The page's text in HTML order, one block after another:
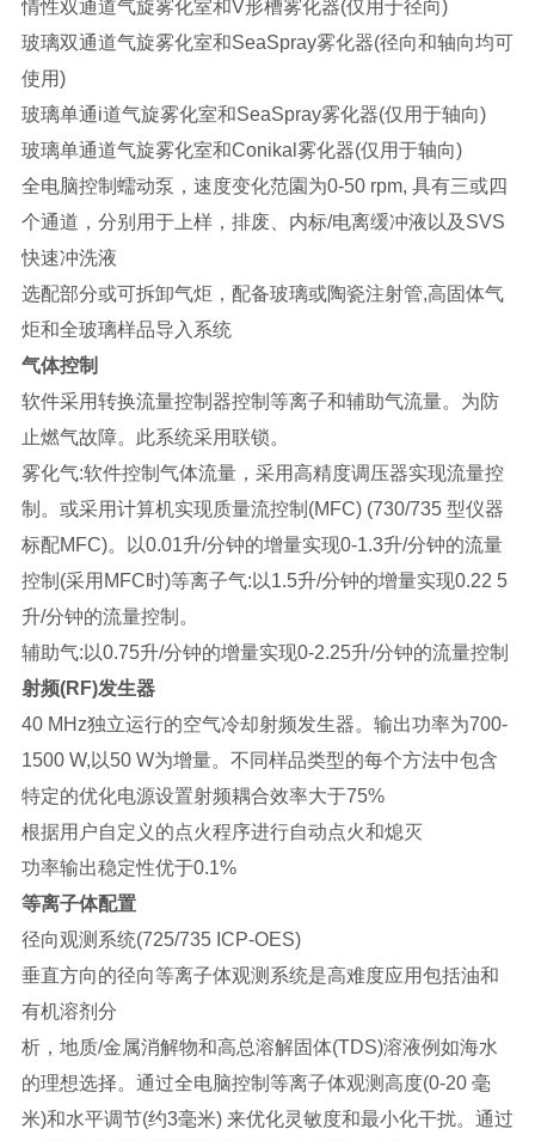
情性双通道气旋雾化室和V形槽雾化器(仅用于径向)
玻璃双通道气旋雾化室和SeaSpray雾化器(径向和轴向均可
使用)
玻璃单通i道气旋雾化室和SeaSpray雾化器(仅用于轴向)
玻璃单通道气旋雾化室和Conikal雾化器(仅用于轴向)
全电脑控制蠕动泵，速度变化范園为0-50 rpm, 具有三或四
个通道，分别用于上样，排废、内标/电离缓冲液以及SVS
快速冲洗液
选配部分或可拆卸气炬，配备玻璃或陶瓷注射管,高固体气
炬和全玻璃样品导入系统
气体控制
软件采用转换流量控制器控制等离子和辅助气流量。为防
止燃气故障。此系统采用联锁。
雾化气:软件控制气体流量，采用高精度调压器实现流量控
制。或采用计算机实现质量流控制(MFC) (730/735 型仪器
标配MFC)。以0.01升/分钟的增量实现0-1.3升/分钟的流量
控制(采用MFC时)等离子气:以1.5升/分钟的增量实现0.22 5
升/分钟的流量控制。
辅助气:以0.75升/分钟的增量实现0-2.25升/分钟的流量控制
射频(RF)发生器
40 MHz独立运行的空气冷却射频发生器。输出功率为700-
1500 W,以50 W为增量。不同样品类型的每个方法中包含
特定的优化电源设置射频耦合效率大于75%
根据用户自定义的点火程序进行自动点火和熄灭
功率输出稳定性优于0.1%
等离子体配置
径向观测系统(725/735 ICP-OES)
垂直方向的径向等离子体观测系统是高难度应用包括油和
有机溶剂分
析，地质/金属消解物和高总溶解固体(TDS)溶液例如海水
的理想选择。通过全电脑控制等离子体观测高度(0-20 毫
米)和水平调节(约3毫米) 来优化灵敏度和最小化干扰。通过